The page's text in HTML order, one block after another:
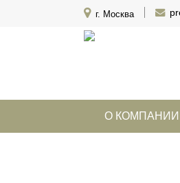
г. Москва
О КОМПАНИИ